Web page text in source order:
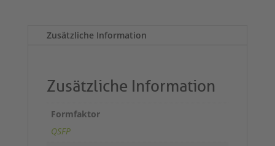
Zusätzliche Information
Zusätzliche Information
Formfaktor
QSFP